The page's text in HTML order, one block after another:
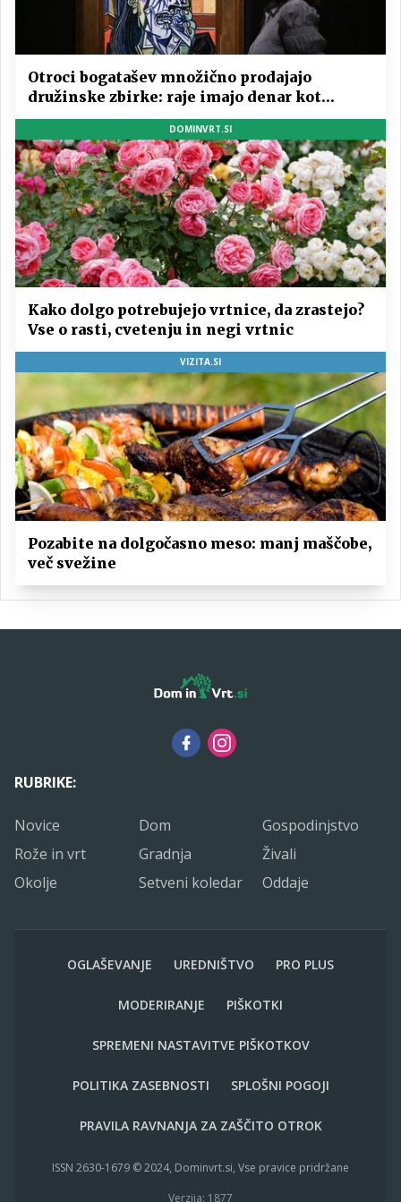
Otroci bogatašev množično prodajajo
družinske zbirke: raje imajo denar kot
umetnine
DOMINVRT.SI
Kako dolgo potrebujejo vrtnice, da zrastejo?
Vse o rasti, cvetenju in negi vrtnic
VIZITA.SI
Pozabite na dolgočasno meso: manj maščobe,
več svežine
RUBRIKE:
Novice Dom
Gospodinjstvo
Rože in vrt
Gradnja
Živali
Okolje
Setveni koledar Oddaje
OGLAŠEVANJE UREDNIŠTVO PRO PLUS
MODERIRANJE PIŠKOTKI
SPREMENI NASTAVITVE PIŠKOTKOV
POLITIKA ZASEBNOSTI SPLOŠNI POGOJI
PRAVILA RAVNANJA ZA ZAŠČITO OTROK
ISSN 2630-1679 © 2024, Dominvrt.si, Vse pravice pridržane
Verzija: 1877